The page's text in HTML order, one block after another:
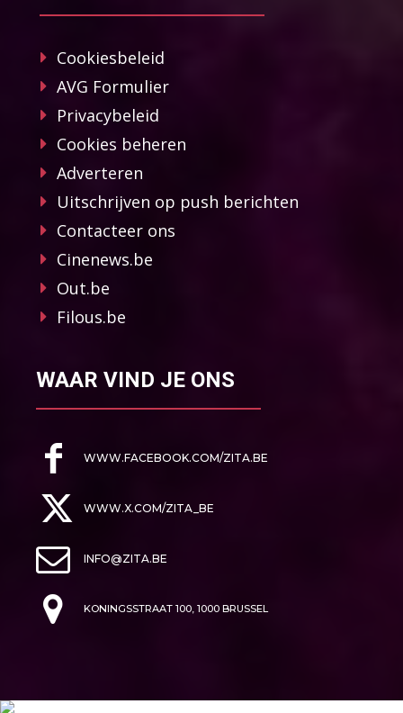
Cookiesbeleid
AVG Formulier
Privacybeleid
Cookies beheren
Adverteren
Uitschrijven op push berichten
Contacteer ons
Cinenews.be
Out.be
Filous.be
WAAR VIND JE ONS
WWW.FACEBOOK.COM/ZITA.BE
WWW.X.COM/ZITA_BE
INFO@ZITA.BE
KONINGSSTRAAT 100, 1000 BRUSSEL